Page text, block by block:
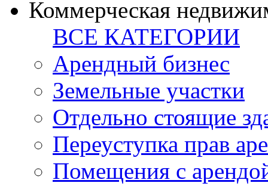
Коммерческая
ВСЕ КАТЕГОРИИ
Арендный бизнес
Земельные участки
Отдельно стоящие
Переуступка прав
Помещения с